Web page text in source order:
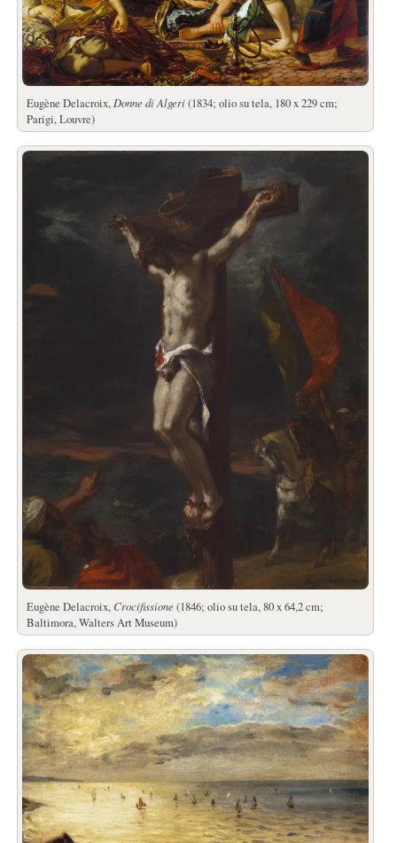
Eugène Delacroix, Donne di Algeri(1834; olio su tela, 180 x 229 cm;
Parigi, Louvre)
Eugène Delacroix, Crocifissione (1846; olio su tela, 80 x 64,2 cm;
Baltimora, Walters Art Museum)